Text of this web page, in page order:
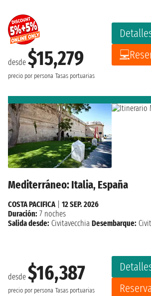
desde $15,279
precio por persona Tasas portuarias
Mediterráneo: Italia, España
desde $16,387
precio por persona Tasas portuarias
COSTA PACIFICA| 12 SEP. 2026
Duración: 7 noches
Salida desde: Civitavecchia Desembarque: